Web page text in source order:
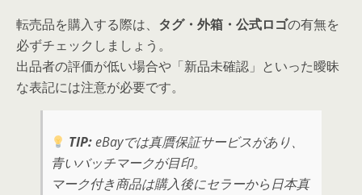
転売品を購入する際は、 タグ・外箱・公式ロゴの有無を
必ずチェック しましょう。
出品者の評価が低い場合や「新品未確認」といった曖昧
な表記には注意が必要です。
TIP:eBayでは真贋保証サービスがあり、
青いバッチマークが目印。
マーク付き商品は購入後にセラーから日本真